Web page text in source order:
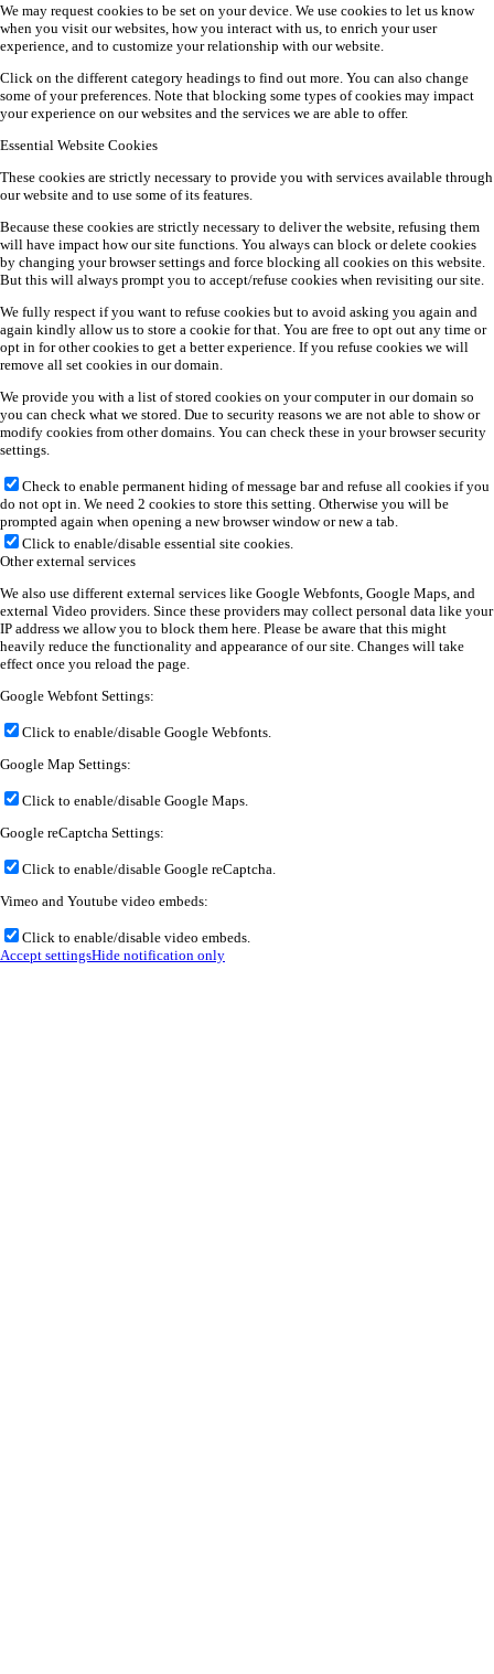
We may request cookies to be set on your device. We use cookies to let us know
when you visit our websites, how you interact with us, to enrich your user
experience, and to customize your relationship with our website.
Click on the different category headings to find out more. You can also change
some of your preferences. Note that blocking some types of cookies may impact
your experience on our websites and the services we are able to offer.
Essential Website Cookies
These cookies are strictly necessary to provide you with services available through
our website and to use some of its features.
Because these cookies are strictly necessary to deliver the website, refusing them
will have impact how our site functions. You always can block or delete cookies
by changing your browser settings and force blocking all cookies on this website.
But this will always prompt you to accept/refuse cookies when revisiting our site.
We fully respect if you want to refuse cookies but to avoid asking you again and
again kindly allow us to store a cookie for that. You are free to opt out any time or
opt in for other cookies to get a better experience. If you refuse cookies we will
remove all set cookies in our domain.
We provide you with a list of stored cookies on your computer in our domain so
you can check what we stored. Due to security reasons we are not able to show or
modify cookies from other domains. You can check these in your browser security
settings.
Check to enable permanent hiding of message bar and refuse all cookies if you
do not opt in. We need 2 cookies to store this setting. Otherwise you will be
prompted again when opening a new browser window or new a tab.
Click to enable/disable essential site cookies.
Other external services
We also use different external services like Google Webfonts, Google Maps, and
external Video providers. Since these providers may collect personal data like your
IP address we allow you to block them here. Please be aware that this might
heavily reduce the functionality and appearance of our site. Changes will take
effect once you reload the page.
Google Webfont Settings:
Click to enable/disable Google Webfonts.
Google Map Settings:
Click to enable/disable Google Maps.
Google reCaptcha Settings:
Click to enable/disable Google reCaptcha.
Vimeo and Youtube video embeds:
Click to enable/disable video embeds.
Accept settingsHide notification only